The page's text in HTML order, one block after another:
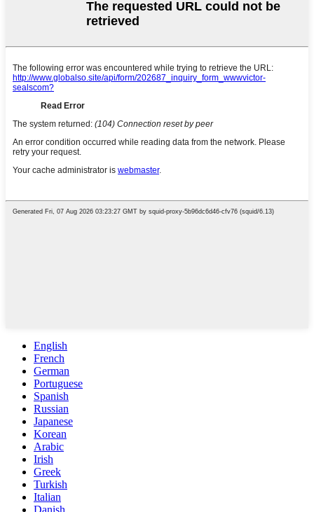
English
French
German
Portuguese
Spanish
Russian
Japanese
Korean
Arabic
Irish
Greek
Turkish
Italian